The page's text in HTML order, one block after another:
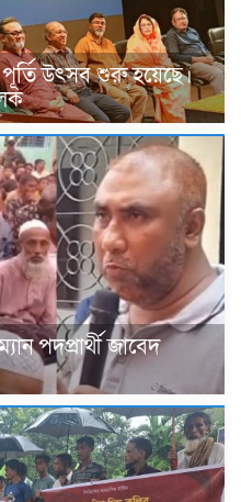
উৎসব শুরু হয়েছে।
পদপ্রার্থী জাবেদ